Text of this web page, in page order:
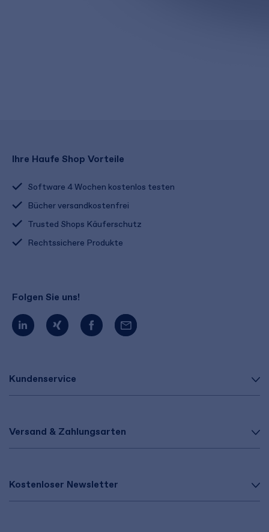
Kundenservice
Versand & Zahlungsarten
Kostenloser Newsletter
Ihre Haufe Shop Vorteile
Software 4 Wochen kostenlos testen
Bücher versandkostenfrei
Trusted Shops Käuferschutz
Rechtssichere Produkte
Folgen Sie uns!